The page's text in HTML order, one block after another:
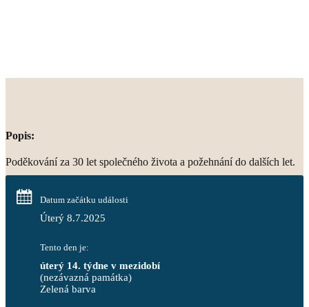
Popis:
Poděkování za 30 let společného života a požehnání do dalších let.
Datum začátku události
Úterý 8.7.2025
Tento den je:
úterý 14. týdne v mezidobí
(nezávazná památka)
Zelená barva